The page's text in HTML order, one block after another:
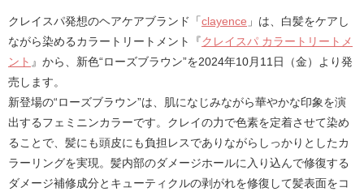
クレイスパ発想のヘアケアブランド「clayence 」は、白髪をケアし
ながら染めるカラートリートメント『クレイスパ カラートリートメ
ント 』から、新色“ローズブラウン”を2024年10月11日（金）より発
売します。
新登場の“ローズブラウン”は、肌になじみながら華やかな印象を演
出するフェミニンカラーです。クレイの力で色素を定着させて染め
ることで、髪にも頭皮にも負担レスでありながらしっかりとしたカ
ラーリングを実現。髪内部のダメージホールに入り込んで修復する
ダメージ補修成分とキューティクルの剥がれを修復して髪表面をコ